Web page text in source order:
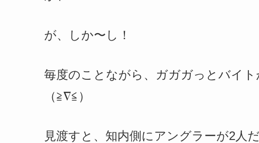
が、しか〜し！
毎度のことながら、ガガガっとバイ
（≧∇≦）
見渡すと、知内側にアングラーが2人